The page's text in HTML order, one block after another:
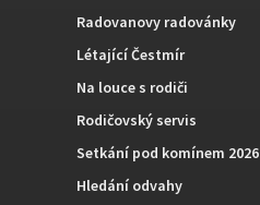
Radovanovy radovánky
Létající Čestmír
Na louce s rodiči
Rodičovský servis
Setkání pod komínem 2026
Hledání odvahy